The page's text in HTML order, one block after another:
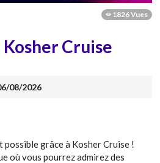
1826 Vues
Cruise
08/2026
grâce à Kosher Cruise !
où vous pourrez admirez des